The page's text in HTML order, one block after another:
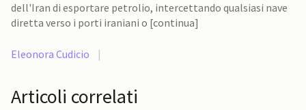
dell'Iran di esportare petrolio, intercettando qualsiasi nave
diretta verso i porti iraniani o [continua]
Eleonora Cudicio |
Articoli correlati